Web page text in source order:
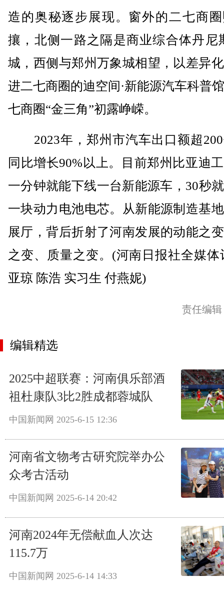
造的奥秘逐步展现。窗外的二七商
攘，北侧一路之隔是商业综合体丹尼
城，西侧与郑州万象城相望，以差异
进二七商圈的迪空间·新能源汽车科普
七商圈“金三角”初露峥嵘。
2023年，郑州市汽车出口额超200
同比增长90%以上。目前郑州比亚迪
一分钟就能下线一台新能源车，30秒
一块动力电池电芯。从新能源制造基
展厅，背后折射了河南发展的动能之
之变、质量之变。(河南日报社全媒体
亚琼 陈浩 实习生 付燕妮)
责任编
编辑精选
2025中超联赛：河南俱乐部酒
祖杜康队3比2胜成都蓉城队
中国新闻网 2025-6-15 12:36
河南省文物考古研究院举办公
众考古活动
中国新闻网 2025-6-14 20:42
河南2024年无偿献血人次达
115.7万
中国新闻网 2025-6-14 14:33